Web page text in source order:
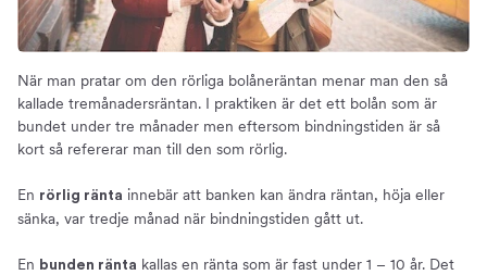
När man pratar om den rörliga bolåneräntan menar man den så
kallade tremånadersräntan. I praktiken är det ett bolån som är
bundet under tre månader men eftersom bindningstiden är så
kort så refererar man till den som rörlig.
En rörlig ränta innebär att banken kan ändra räntan, höja eller
sänka, var tredje månad när bindningstiden gått ut.
En bunden ränta kallas en ränta som är fast under 1 – 10 år. Det